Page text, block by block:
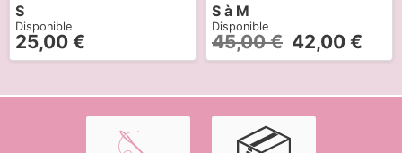
S
Disponible
25,00 €
S à M
Disponible
45,00€ 42,00 €